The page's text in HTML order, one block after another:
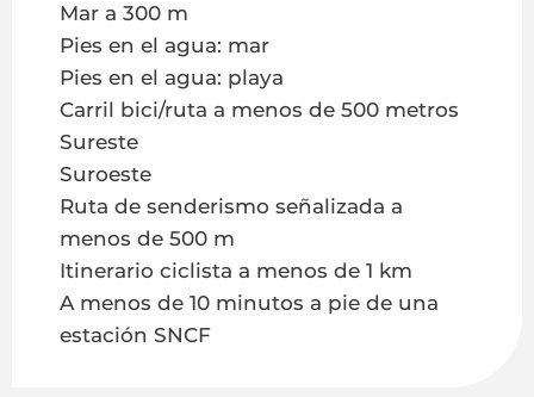
Mar a 300 m
Pies en el agua: mar
Pies en el agua: playa
Carril bici/ruta a menos de 500 metros
Sureste
Suroeste
Ruta de senderismo señalizada a
menos de 500 m
Itinerario ciclista a menos de 1 km
A menos de 10 minutos a pie de una
estación SNCF